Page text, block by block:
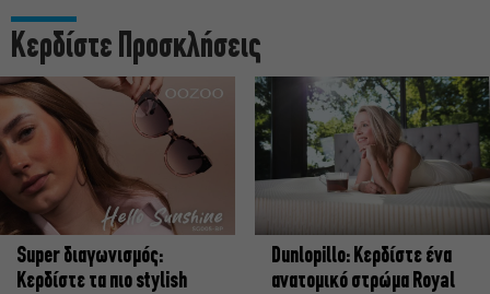
Κερδίστε Προσκλήσεις
Super διαγωνισμός:
Κερδίστε τα πιο stylish
Dunlopillo: Κερδίστε ένα
ανατομικό στρώμα Royal